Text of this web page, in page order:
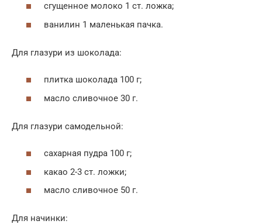
сгущенное молоко 1 ст. ложка;
ванилин 1 маленькая пачка.
Для глазури из шоколада:
плитка шоколада 100 г;
масло сливочное 30 г.
Для глазури самодельной:
сахарная пудра 100 г;
какао 2-3 ст. ложки;
масло сливочное 50 г.
Для начинки: